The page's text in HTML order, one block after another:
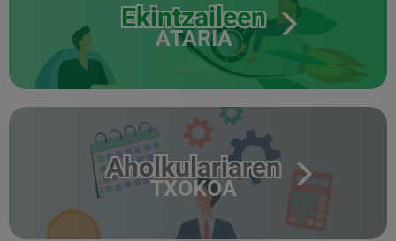
Ekintzaileen
ATARIA
Aholkulariaren
TXOKOA